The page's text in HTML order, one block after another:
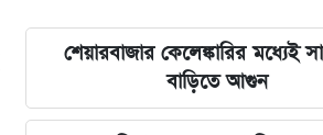
শেয়ারবাজার কেলেঙ্কারির মধ্যেই
বাড়িতে আগুন